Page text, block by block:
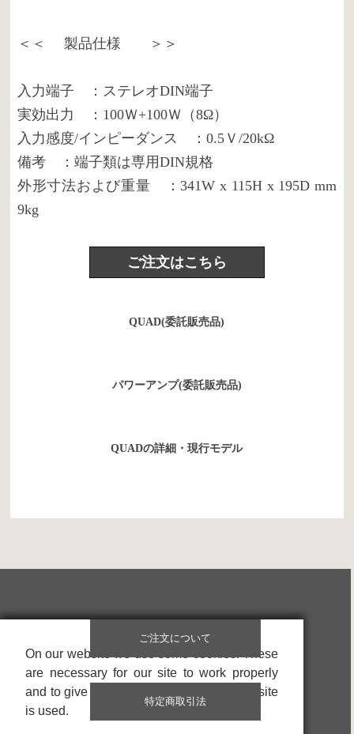
＜＜ 製品仕様 ＞＞
入力端子 ：ステレオDIN端子
実効出力 ：100Ｗ+100Ｗ（8Ω）
入力感度/インピーダンス ：0.5Ｖ/20kΩ
備考 ：端子類は専用DIN規格
外形寸法および重量 ：341W x 115H x 195D mm
9kg
ご注文はこちら
QUAD(委託販売品)
パワーアンプ(委託販売品)
QUADの詳細・現行モデル
ご注文について
特定商取引法
On our website we use some cookies. These
are necessary for our site to work properly
and to give us information about how our site
is used.
On our website we use some cookies. These
are necessary for our site to work properly
and to give us information about how our site
is used.
On our website we use some cookies. These
are necessary for our site to work properly
and to give us information about how our site
is used.